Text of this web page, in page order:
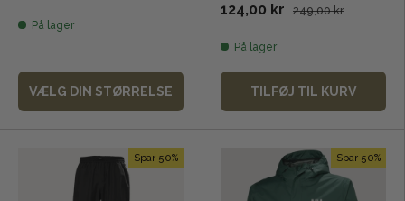
På lager
VÆLG DIN STØRRELSE
124,00 kr
249,00 kr
På lager
TILFØJ TIL KURV
Spar 50% Spar 50%